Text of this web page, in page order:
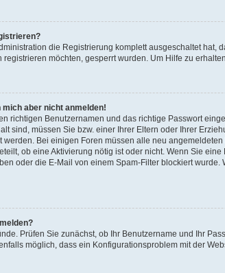
die Registrierung komplett ausgeschaltet
registrieren möchten, gesperrt wurden. Um Hilfe zu
aber nicht anmelden!
richtigen Benutzernamen und das richtige Passwort
sind, müssen Sie bzw. einer Ihrer Eltern oder Ihrer
werden. Bei einigen Foren müssen alle neu
ob eine Aktivierung nötig ist oder nicht. Wenn Sie
oder die E-Mail von einem Spam-Filter blockiert
Prüfen Sie zunächst, ob Ihr Benutzername und Ihr
möglich, dass ein Konfigurationsproblem mit der